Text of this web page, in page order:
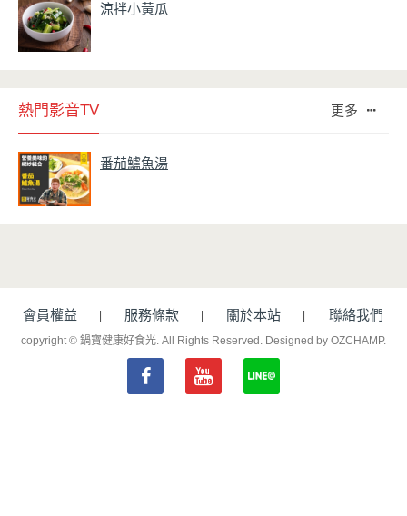
涼拌小黃瓜
熱門影音TV 更多
番茄鱸魚湯
會員權益 服務條款 關於本站 聯絡我們
copyright © 鍋寶健康好食光. All Rights Reserved. Designed by OZCHAMP.